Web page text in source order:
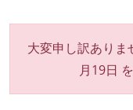
大変申し訳ありま
月19日